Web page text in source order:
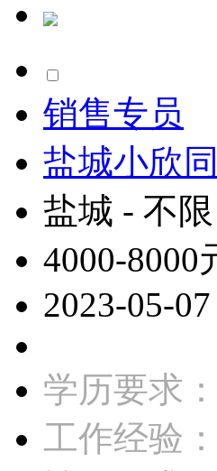
销售专员
盐城小欣
盐城 - 不限
4000-8000
2023-05-07
学历要求：
工作经验：